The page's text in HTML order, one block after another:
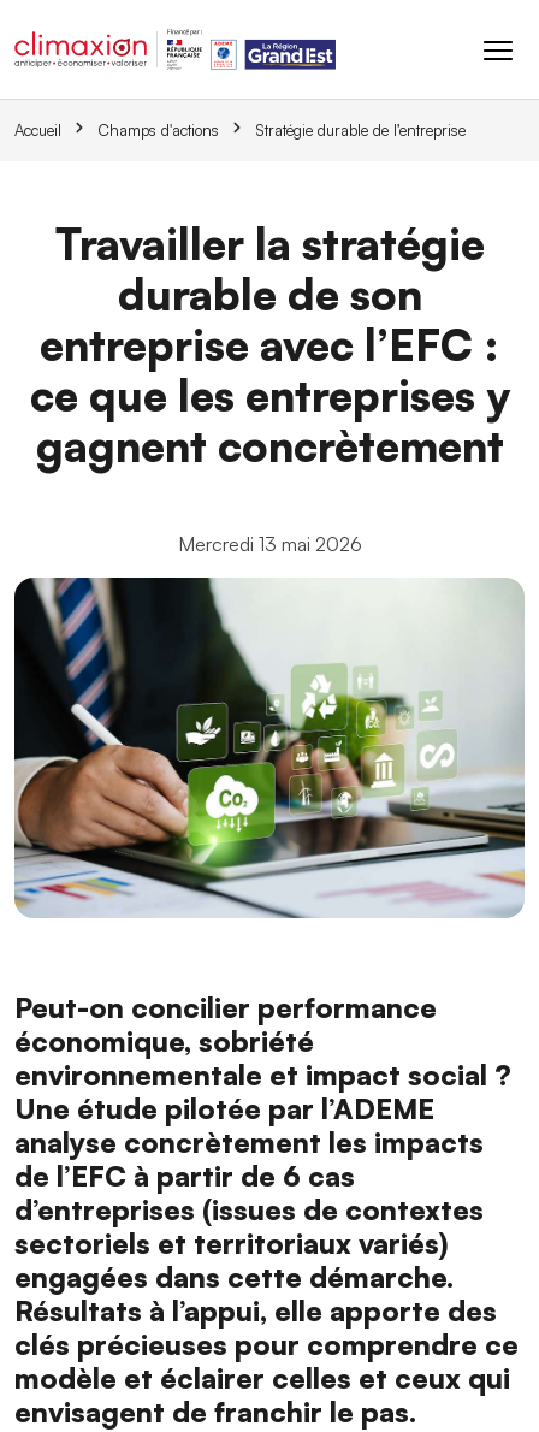
Accueil Champs d'actions Stratégie durable de l’entreprise
Travailler la stratégie
durable de son
entreprise avec l’EFC :
ce que les entreprises y
gagnent concrètement
Mercredi 13 mai 2026
Peut-on concilier performance
économique, sobriété
environnementale et impact social ?
Une étude pilotée par l’ADEME
analyse concrètement les impacts
de l’EFC à partir de 6 cas
d’entreprises (issues de contextes
sectoriels et territoriaux variés)
engagées dans cette démarche.
Résultats à l’appui, elle apporte des
clés précieuses pour comprendre ce
modèle et éclairer celles et ceux qui
envisagent de franchir le pas.